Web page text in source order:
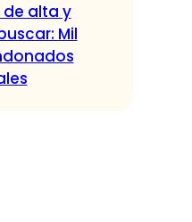
de alta y
Mil